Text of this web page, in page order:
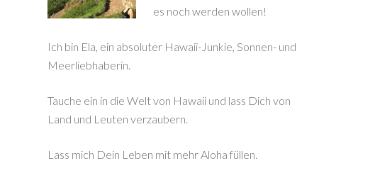
es noch werden wollen!
Ich bin Ela, ein absoluter Hawaii-Junkie, Sonnen- und
Meerliebhaberin.
Tauche ein in die Welt von Hawaii und lass Dich von
Land und Leuten verzaubern.
Lass mich Dein Leben mit mehr Aloha füllen.